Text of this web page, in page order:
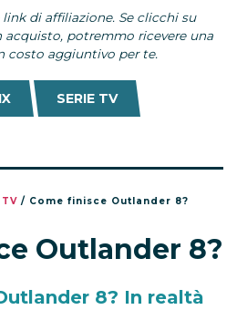
di affiliazione. Se clicchi su
potremmo ricevere una
costo aggiuntivo per te.
SERIE TV
/ Come finisce Outlander 8?
Outlander 8?
8? In realtà